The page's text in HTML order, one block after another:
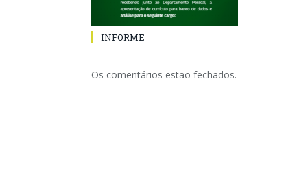
INFORME
Os comentários estão fechados.